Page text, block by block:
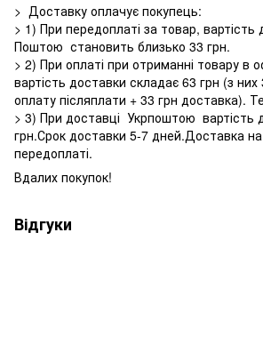
> Доставку оплачує покупець:
> 1) При передоплаті за товар,
Поштою становить близько 33 грн.
> 2) При оплаті при отриманні товару в
вартість доставки складає 63 грн (з
оплату післяплати + 33 грн доставка).
> 3) При доставці Укрпоштою вартість
грн.Срок доставки 5-7 дней.Доставка
передоплаті.
Вдалих покупок!
Відгуки